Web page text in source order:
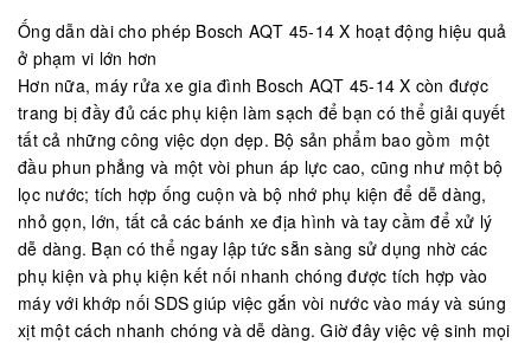
Ống dẫn dài cho phép Bosch AQT 45-14 X hoạt động hiệu quả
ở phạm vi lớn hơn
Hơn nữa, máy rửa xe gia đình Bosch AQT 45-14 X còn được
trang bị đầy đủ các phụ kiện làm sạch để bạn có thể giải quyết
tất cả những công việc dọn dẹp. Bộ sản phẩm bao gồm một
đầu phun phẳng và một vòi phun áp lực cao, cũng như một bộ
lọc nước; tích hợp ống cuộn và bộ nhớ phụ kiện để dễ dàng,
nhỏ gọn, lớn, tất cả các bánh xe địa hình và tay cầm để xử lý
dễ dàng. Bạn có thể ngay lập tức sẵn sàng sử dụng nhờ các
phụ kiện và phụ kiện kết nối nhanh chóng được tích hợp vào
máy với khớp nối SDS giúp việc gắn vòi nước vào máy và súng
xịt một cách nhanh chóng và dễ dàng. Giờ đây việc vệ sinh mọi